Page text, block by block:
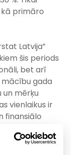
kā primāro
Latvija”
šis periods
bet arī
mācību gada
mērķu
vienlaikus ir
finansiālo
vienam pret